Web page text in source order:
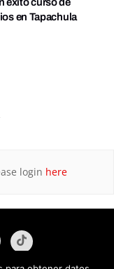
en Tapachula
login here